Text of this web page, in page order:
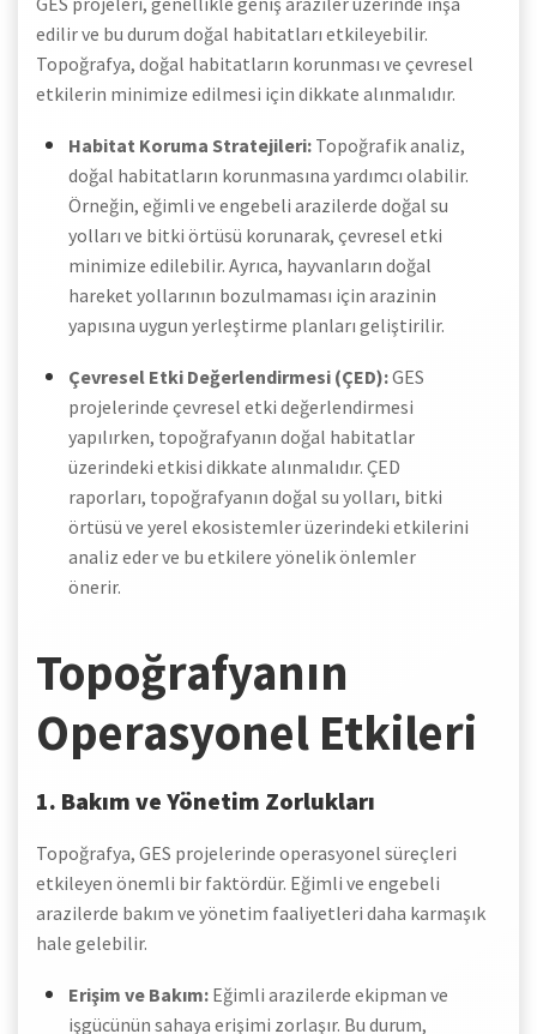
edilir ve bu durum doğal habitatları etkileyebilir.
Topoğrafya, doğal habitatların korunması ve çevresel
etkilerin minimize edilmesi için dikkate alınmalıdır.
Habitat Koruma Stratejileri: Topoğrafik analiz,
doğal habitatların korunmasına yardımcı olabilir.
Örneğin, eğimli ve engebeli arazilerde doğal su
yolları ve bitki örtüsü korunarak, çevresel etki
minimize edilebilir. Ayrıca, hayvanların doğal
hareket yollarının bozulmaması için arazinin
yapısına uygun yerleştirme planları geliştirilir.
Çevresel Etki Değerlendirmesi (ÇED):GES
projelerinde çevresel etki değerlendirmesi
yapılırken, topoğrafyanın doğal habitatlar
üzerindeki etkisi dikkate alınmalıdır. ÇED
raporları, topoğrafyanın doğal su yolları, bitki
örtüsü ve yerel ekosistemler üzerindeki etkilerini
analiz eder ve bu etkilere yönelik önlemler
önerir.
Topoğrafyanın
Operasyonel Etkileri
1. Bakım ve Yönetim Zorlukları
Topoğrafya, GES projelerinde operasyonel süreçleri
etkileyen önemli bir faktördür. Eğimli ve engebeli
arazilerde bakım ve yönetim faaliyetleri daha karmaşık
hale gelebilir.
Erişim ve Bakım: Eğimli arazilerde ekipman ve
işgücünün sahaya erişimi zorlaşır. Bu durum,